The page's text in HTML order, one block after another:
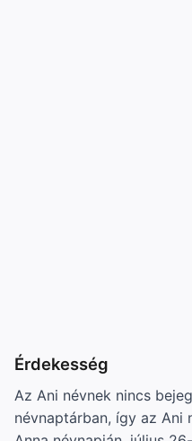
Érdekesség
Az Ani névnek nincs
névnaptárban, így az Ani